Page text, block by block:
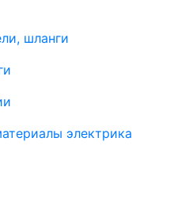
шланги
электрика